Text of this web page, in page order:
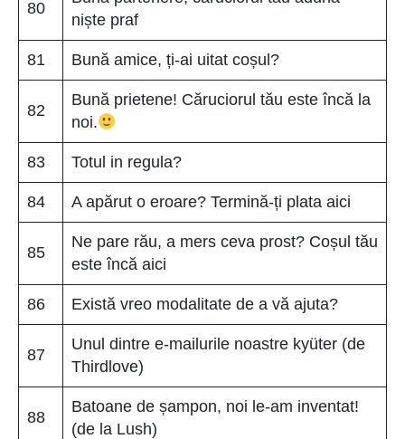
80
niște praf
81 Bună amice, ți-ai uitat coșul?
82
Bună prietene! Căruciorul tău este încă la
noi.
83 Totul in regula?
84 A apărut o eroare? Termină-ți plata aici
85
Ne pare rău, a mers ceva prost? Coșul tău
este încă aici
86 Există vreo modalitate de a vă ajuta?
87
Unul dintre e-mailurile noastre kyüter (de
Thirdlove)
88
Batoane de șampon, noi le-am inventat!
(de la Lush)